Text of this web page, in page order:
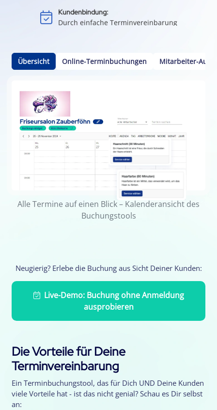
Kundenbindung:
Durch einfache Terminvereinbarung
Übersicht Online-Terminbuchungen Mitarbeiter-
Alle Termine auf einen Blick – Kalenderansicht des
Buchungstools
Neugierig? Erlebe die Buchung aus Sicht Deiner Kunden:
Live-Demo: Buchung ohne Anmeldung
ausprobieren
Die Vorteile für Deine
Terminvereinbarung
Ein Terminbuchungstool, das für Dich UND Deine Kunden
viele Vorteile hat - ist das nicht genial? Schau es Dir selbst
an: